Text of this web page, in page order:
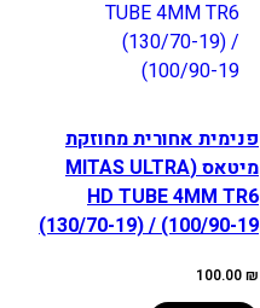
פנימית אחורית מחוזקת
מיטאס (MITAS ULTRA
HD TUBE 4MM TR6
(130/70-19) / (100/90-19
100.00₪